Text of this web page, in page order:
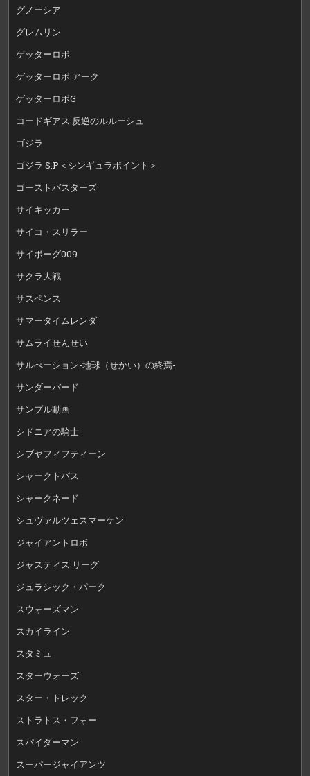
グノーシア
グレムリン
ゲッターロボ
ゲッターロボ アーク
ゲッターロボG
コードギアス 反逆のルルーシュ
ゴジラ
ゴジラ S.P＜シンギュラポイント＞
ゴーストバスターズ
サイキッカー
サイコ・スリラー
サイボーグ009
サクラ大戦
サスペンス
サマータイムレンダ
サムライせんせい
サルべーション-地球（せかい）の終焉-
サンダーバード
サンプル動画
シドニアの騎士
シブヤフィフティーン
シャークトパス
シャークネード
シュヴァルツェスマーケン
ジャイアントロボ
ジャスティス リーグ
ジュラシック・パーク
スウォーズマン
スカイライン
スタミュ
スターウォーズ
スター・トレック
ストラトス・フォー
スパイダーマン
スーパージャイアンツ